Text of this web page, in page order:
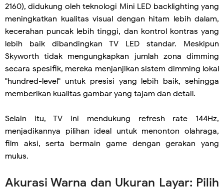
2160), didukung oleh teknologi Mini LED backlighting yang
meningkatkan kualitas visual dengan hitam lebih dalam,
kecerahan puncak lebih tinggi, dan kontrol kontras yang
lebih baik dibandingkan TV LED standar. Meskipun
Skyworth tidak mengungkapkan jumlah zona dimming
secara spesifik, mereka menjanjikan sistem dimming lokal
"hundred-level" untuk presisi yang lebih baik, sehingga
memberikan kualitas gambar yang tajam dan detail.
Selain itu, TV ini mendukung refresh rate 144Hz,
menjadikannya pilihan ideal untuk menonton olahraga,
film aksi, serta bermain game dengan gerakan yang
mulus.
Akurasi Warna dan Ukuran Layar: Pilih